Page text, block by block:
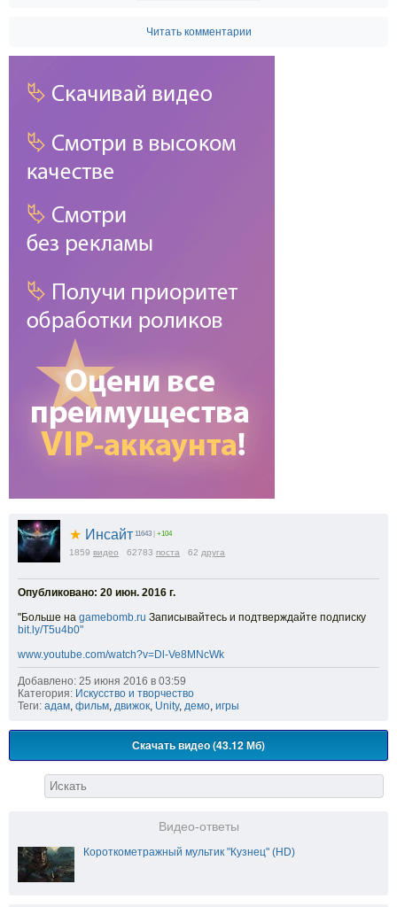
Читать комментарии
★ Инсайт 11643 +104
1859 видео 62783 поста 62 друга
Опубликовано: 20 июн. 2016 г.
"Больше на gamebomb.ru Записывайтесь и подтверждайте подписку
bit.ly/T5u4b0"
www.youtube.com/watch?v=Dl-Ve8MNcWk
Добавлено: 25 июня 2016 в 03:59
Категория: Искусство и творчество
Теги: адам, фильм, движок, Unity, демо, игры
Скачать видео (43.12 Мб)
Видео-ответы
Короткометражный мультик "Кузнец" (HD)